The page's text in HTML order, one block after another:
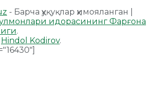
- Барча ҳуқуқлар ҳимояланган |
идорасининг Фарғона
.
Hindol Kodirov.